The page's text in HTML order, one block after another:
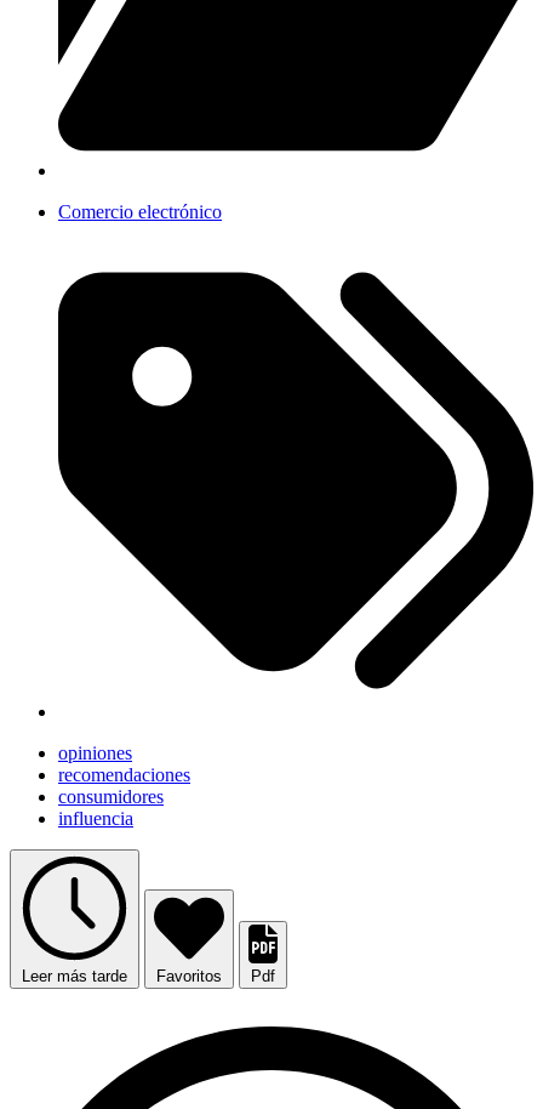
Comercio electrónico
opiniones
recomendaciones
consumidores
influencia
Leer más tarde Favoritos Pdf